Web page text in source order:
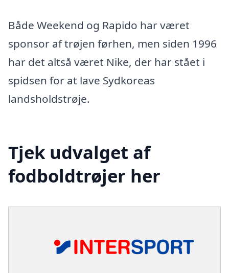
Både Weekend og Rapido har været
sponsor af trøjen førhen, men siden 1996
har det altså været Nike, der har stået i
spidsen for at lave Sydkoreas
landsholdstrøje.
Tjek udvalget af
fodboldtrøjer her